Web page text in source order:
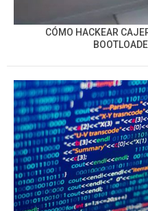
CÓMO HACKEAR